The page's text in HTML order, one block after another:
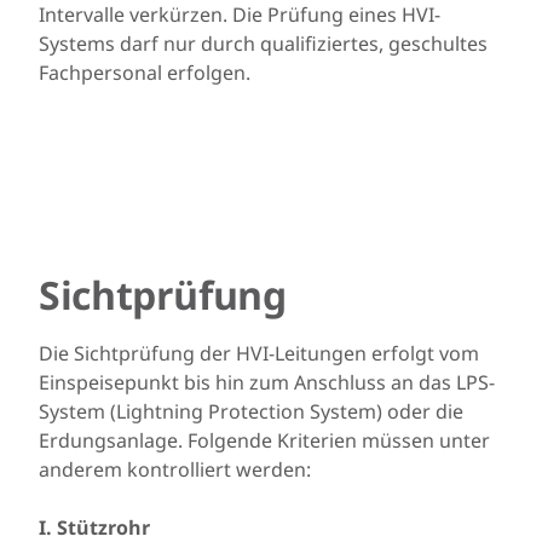
Intervalle verkürzen. Die Prüfung eines HVI-
Systems darf nur durch qualifiziertes, geschultes
Fachpersonal erfolgen.
Sichtprüfung
Die Sichtprüfung der HVI-Leitungen erfolgt vom
Einspeisepunkt bis hin zum Anschluss an das LPS-
System (Lightning Protection System) oder die
Erdungsanlage. Folgende Kriterien müssen unter
anderem kontrolliert werden:
I. Stützrohr